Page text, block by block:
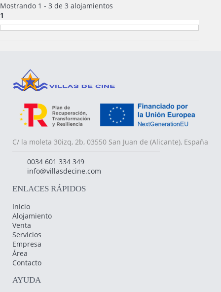
Mostrando 1 - 3 de 3 alojamientos
1
C/ la moleta 30izq, 2b, 03550 San Juan de (Alicante), España
0034 601 334 349
info@villasdecine.com
ENLACES RÁPIDOS
Inicio
Alojamiento
Venta
Servicios
Empresa
Área
Contacto
AYUDA